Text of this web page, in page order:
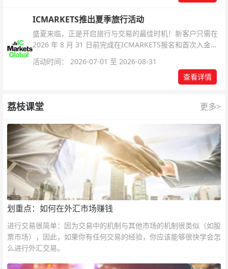
ICMARKETS推出夏季旅行活动
盛夏来临，正是开启旅行与交易的最佳时机！新客户只需在
2026 年 8 月 31 日前完成在ICMARKETS报名和首次入金即
活动时间： 2026-07-01 至 2026-08-31
查看详情
荔枝课堂 更多>
划重点：如何在外汇市场赚钱
进行交易很简单：因为交易中的机制与其他市场的机制很类似（如股
票市场），因此，如果你有任何交易的经验，你应该能够很快学会怎
么进行外汇交易。